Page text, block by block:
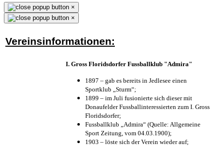
×
×
Vereinsinformationen:
I. Gross Floridsdorfer Fussballklub "Admira"
1897 – gab es bereits in Jedlesee einen
Sportklub „Sturm“;
1899 – im Juli fusionierte sich dieser mit
Donaufelder Fussballinteressierten zum I. Gross
Floridsdorfer;
Fussballklub „Admira“ (Quelle: Allgemeine
Sport Zeitung, vom 04.03.1900);
1903 – löste sich der Verein wieder auf;